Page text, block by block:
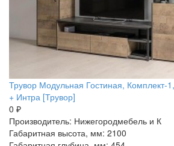
Трувор Модульная Гостиная, Комплект-
+ Интра [Трувор]
0 ₽
Производитель: Нижегородмебель и К
Габаритная высота, мм: 2100